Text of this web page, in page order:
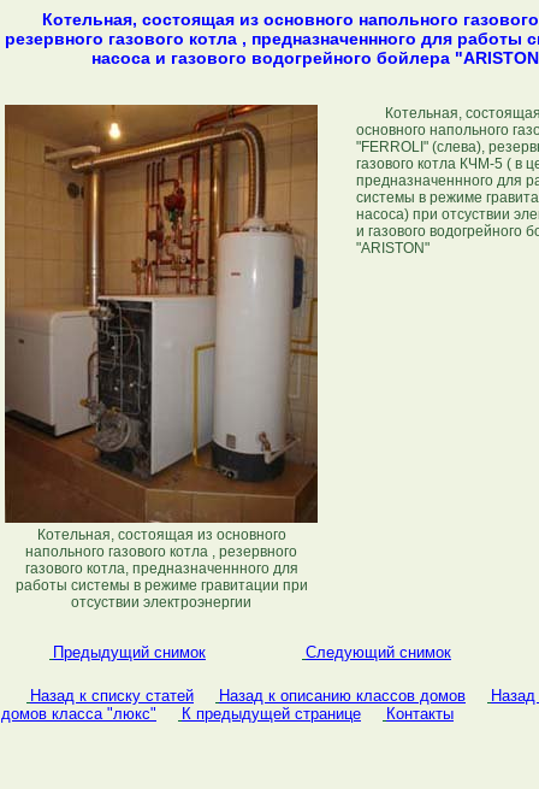
Котельная, состоящая из основного напольного
резервного газового котла , предназначеннного для работы
насоса и газового водогрейного бойлера
Котельная, состоящая из основного
напольного газового котла , резервного
газового котла, предназначеннного для
работы системы в режиме гравитации при
отсуствии электроэнергии
Котельная,
основного напольного
"FERROLI" (слева),
газового котла КЧМ-5 ( в
предназначеннного для
системы в режиме
насоса) при отсуствии
и газового водогрейного
"ARISTON"
Предыдущий снимок Cледующий снимок
Назад к списку статей Назад к описанию классов домов
домов класса "люкс"
К предыдущей странице Контакты